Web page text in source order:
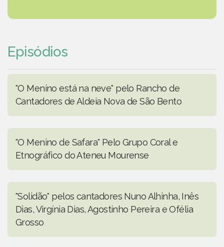
Episódios
"O Menino está na neve" pelo Rancho de
Cantadores de Aldeia Nova de São Bento
"O Menino de Safara" Pelo Grupo Coral e
Etnográfico do Ateneu Mourense
"Solidão" pelos cantadores Nuno Alhinha, Inês
Dias, Virgínia Dias, Agostinho Pereira e Ofélia
Grosso